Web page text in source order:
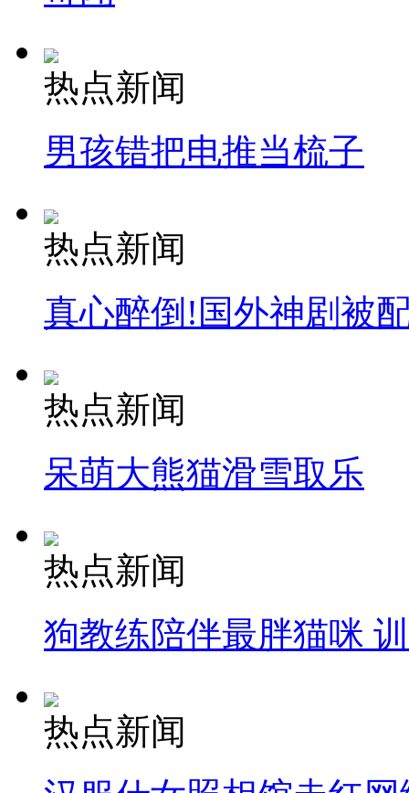
热点新闻
男孩错把电推当梳子
热点新闻
真心醉倒!国外神剧被
热点新闻
呆萌大熊猫滑雪取乐
热点新闻
狗教练陪伴最胖猫咪
热点新闻